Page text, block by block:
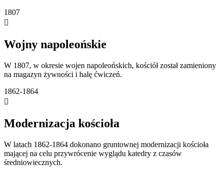
1807
Wojny napoleońskie
W 1807, w okresie wojen napoleońskich, kościół został zamieniony
na magazyn żywności i halę ćwiczeń.
1862-1864
Modernizacja kościoła
W latach 1862-1864 dokonano gruntownej modernizacji kościoła
mającej na celu przywrócenie wyglądu katedry z czasów
średniowiecznych.